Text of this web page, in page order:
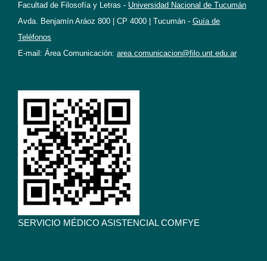
Facultad de Filosofía y Letras - Universidad Nacional de Tucumán
Avda. Benjamín Aráoz 800 | CP 4000 | Tucumán - Guía de
Teléfonos
E-mail: Área Comunicación: area.comunicacion@filo.unt.edu.ar
SERVICIO MÉDICO ASISTENCIAL COMFYE